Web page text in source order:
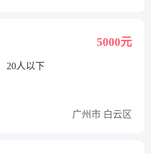
5000元
20人以下
广州市 白云区